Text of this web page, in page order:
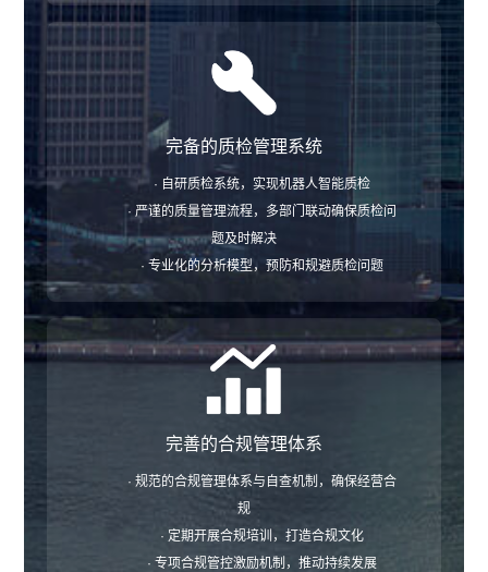
完备的质检管理系统
· 自研质检系统，实现机器人智能质检
· 严谨的质量管理流程，多部门联动确保质检问
题及时解决
· 专业化的分析模型，预防和规避质检问题
完善的合规管理体系
· 规范的合规管理体系与自查机制，确保经营合
规
· 定期开展合规培训，打造合规文化
· 专项合规管控激励机制，推动持续发展